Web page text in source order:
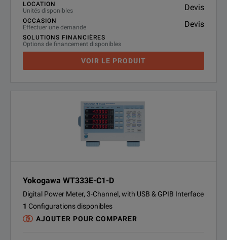
LOCATION
Unités disponibles
Devis
OCCASION
Effectuer une demande
Devis
SOLUTIONS FINANCIÈRES
Options de financement disponibles
VOIR LE PRODUIT
Yokogawa WT333E-C1-D
Digital Power Meter, 3-Channel, with USB & GPIB Interface
1 Configurations disponibles
AJOUTER POUR COMPARER